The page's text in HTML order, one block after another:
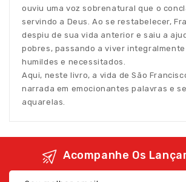
ouviu uma voz sobrenatural que o
servindo a Deus. Ao se restabelecer,
despiu de sua vida anterior e saiu a
pobres, passando a viver
humildes e necessitados.
Aqui, neste livro, a vida de São
narrada em emocionantes palavras e
aquarelas.
Acompanhe Os